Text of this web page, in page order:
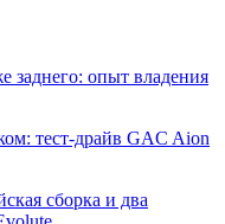
заднего: опыт владения
тест-драйв GAC Aion
сборка и два